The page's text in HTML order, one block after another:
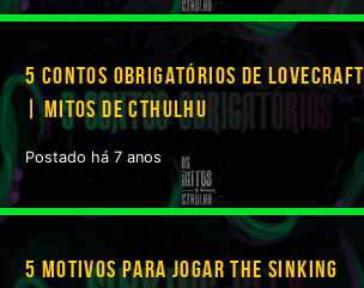
5 CONTOS OBRIGATÓRIOS DE LOVECRAFT
| MITOS DE CTHULHU
Postado há 7 anos
5 MOTIVOS PARA JOGAR THE SINKING